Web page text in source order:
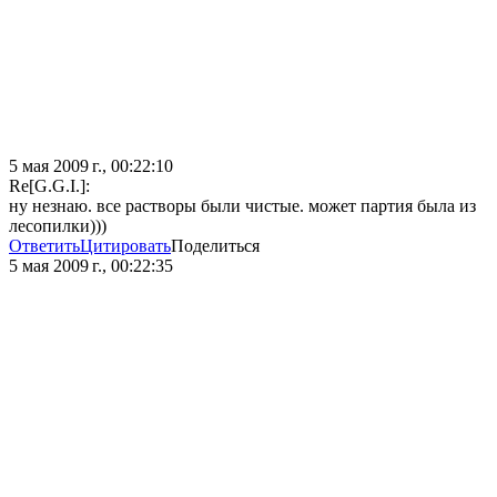
5 мая 2009 г., 00:22:10
Re[G.G.I.]:
ну незнаю. все растворы были чистые. может партия была из
лесопилки)))
ОтветитьЦитироватьПоделиться
5 мая 2009 г., 00:22:35